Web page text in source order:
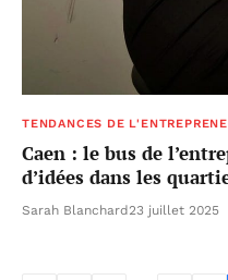
TENDANCES DE
Caen : le bus de
d’idées dans les
Sarah Blanchard23 juillet 2025